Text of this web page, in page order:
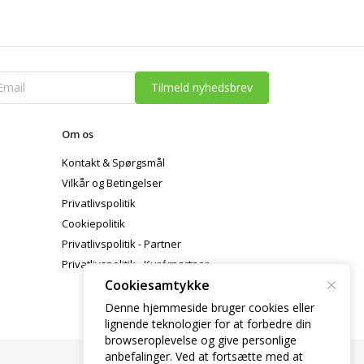
Tilmeld nyhedsbrev
Om os
Kontakt & Spørgsmål
Vilkår og Betingelser
Privatlivspolitik
Cookiepolitik
Privatlivspolitik - Partner
Privatlivspolitik - Kurérpartner
Cookiesamtykke
Denne hjemmeside bruger cookies eller
lignende teknologier for at forbedre din
browseroplevelse og give personlige
anbefalinger. Ved at fortsætte med at